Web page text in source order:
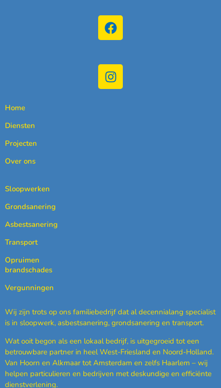
Home
Diensten
Projecten
Over ons
Sloopwerken
Grondsanering
Asbestsanering
Transport
Opruimen
brandschades
Vergunningen
Wij zijn trots op ons familiebedrijf dat al decennialang specialist
is in sloopwerk, asbestsanering, grondsanering en transport.
Wat ooit begon als een lokaal bedrijf, is uitgegroeid tot een
betrouwbare partner in heel West-Friesland en Noord-Holland.
Van Hoorn en Alkmaar tot Amsterdam en zelfs Haarlem – wij
helpen particulieren en bedrijven met deskundige en efficiënte
dienstverlening.